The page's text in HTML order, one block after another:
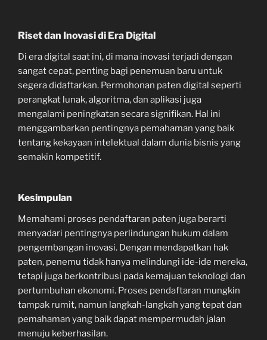
Riset dan Inovasi di Era Digital
Di era digital saat ini, di mana inovasi terjadi dengan
sangat cepat, penting bagi penemuan baru untuk
segera didaftarkan. Permohonan paten digital seperti
perangkat lunak, algoritma, dan aplikasi juga
mengalami peningkatan secara signifikan. Hal ini
menggambarkan pentingnya pemahaman yang baik
tentang kekayaan intelektual dalam dunia bisnis yang
semakin kompetitif.
Kesimpulan
Memahami proses pendaftaran paten juga berarti
menyadari pentingnya perlindungan hukum dalam
pengembangan inovasi. Dengan mendapatkan hak
paten, penemu tidak hanya melindungi ide-ide mereka,
tetapi juga berkontribusi pada kemajuan teknologi dan
pertumbuhan ekonomi. Proses pendaftaran mungkin
tampak rumit, namun langkah-langkah yang tepat dan
pemahaman yang baik dapat mempermudah jalan
menuju keberhasilan.